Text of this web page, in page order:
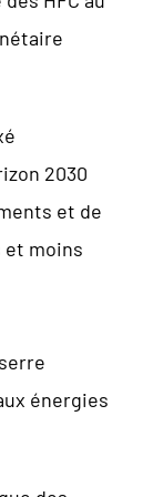
2030
et de
et moins
énergies